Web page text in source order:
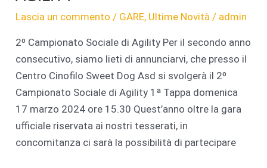
Lascia un commento / GARE, Ultime Novità / admin
2º Campionato Sociale di Agility Per il secondo anno
consecutivo, siamo lieti di annunciarvi, che presso il
Centro Cinofilo Sweet Dog Asd si svolgerà il 2º
Campionato Sociale di Agility 1ª Tappa domenica
17 marzo 2024 ore 15.30 Quest’anno oltre la gara
ufficiale riservata ai nostri tesserati, in
concomitanza ci sarà la possibilità di partecipare